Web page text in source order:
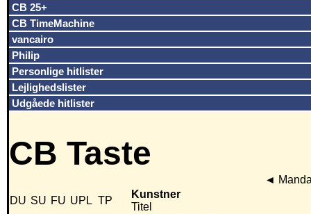
CB 25+
CB TimeMachine
vancairo
Philip
Personlige hitlister
Lejlighedslister
Udgåede hitlister
CB Taste
◄
DU SU FU UPL TP
Kunstner
Titel